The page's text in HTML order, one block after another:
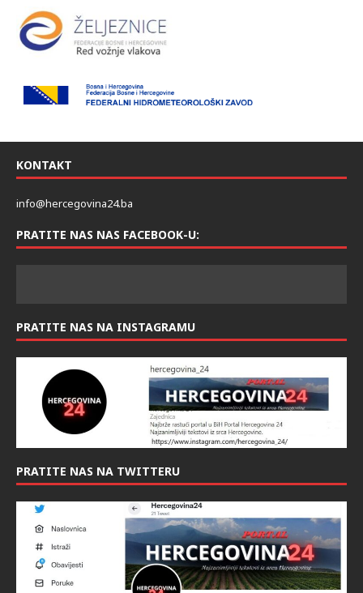
KONTAKT
info@hercegovina24.ba
PRATITE NAS NAS FACEBOOK-U:
PRATITE NAS NA INSTAGRAMU
PRATITE NAS NA TWITTERU